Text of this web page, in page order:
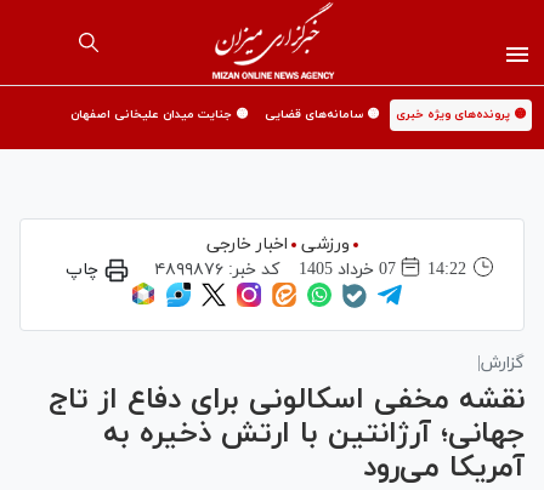
🟡 پرونده‌های ویژه خبری 🟡 سامانه‌های قضایی 🟡 جنایت میدان علیخانی اصفهان
ورزشی
اخبار خارجی
14:22
07 خرداد 1405 کد خبر: ۴۸۹۹۸۷۶ چاپ
گزارش|
نقشه مخفی اسکالونی برای دفاع از تاج
جهانی؛ آرژانتین با ارتش ذخیره به
آمریکا می‌رود